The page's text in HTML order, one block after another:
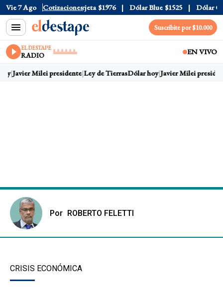
Vie 7 Ago Cotizaciones
$1520 Dólar Tarjeta $1976 Dólar Blue $1525 Dólar CCL
Suscribite por $10.000
EL DESTAPE
RADIO EN VIVO
Javier Milei presidente Ley de TierrasDólar hoy Javier Milei
Por ROBERTO FELETTI
CRISIS ECONÓMICA